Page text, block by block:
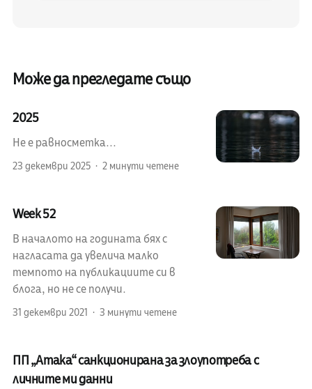
Може да прегледате също
2025
Не е равносметка...
23 декември 2025 2 минути четене
Week 52
В началото на годината бях с
нагласата да увелича малко
темпото на публикациите си в
блога, но не се получи.
31 декември 2021 3 минути четене
ПП „Атака“ санкционирана за злоупотреба с
личните ми данни